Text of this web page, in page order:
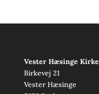
Vester Hæsinge Kirke
Birkevej 21
Vester Hæsinge